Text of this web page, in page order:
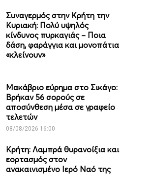
Συναγερμός στην Κρήτη την
Κυριακή: Πολύ υψηλός
κίνδυνος πυρκαγιάς – Ποια
δάση, φαράγγια και μονοπάτια
«κλείνουν»
Μακάβριο εύρημα στο Σικάγο:
Βρήκαν 56 σορούς σε
αποσύνθεση μέσα σε γραφείο
τελετών
08/08/2026 16:00
Κρήτη: Λαμπρά θυρανοίξια και
εορτασμός στον
ανακαινισμένο Ιερό Ναό της